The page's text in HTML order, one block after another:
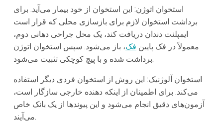
استخوان اتوژن: این استخوان از خود بیمار می‌آید. برای
برداشت استخوان لازم برای بازسازی محلی که قرار است
ایمپلنت دندان دریافت کند، یک محل جراحی دهانی دوم،
معمولاً در فک پایین فک، باز می‌شود. سپس استخوان اتوژن
برداشت شده و با پیچ کوچکی تثبیت می‌شود.
استخوان آلوژنیک: این روش از استخوان فردی دیگر استفاده
می‌کند. برای اطمینان از اینکه دهنده خارجی سازگار است،
آزمون‌های دقیق انجام می‌شود و این پیوندها از یک بانک خاص
می‌آیند.